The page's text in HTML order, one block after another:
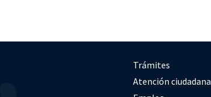
Trámites
Atención ciudadana